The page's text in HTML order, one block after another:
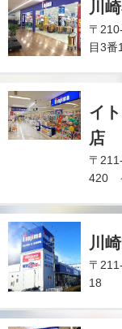
川
〒
目3番
イ
店
〒
420
川
〒
18